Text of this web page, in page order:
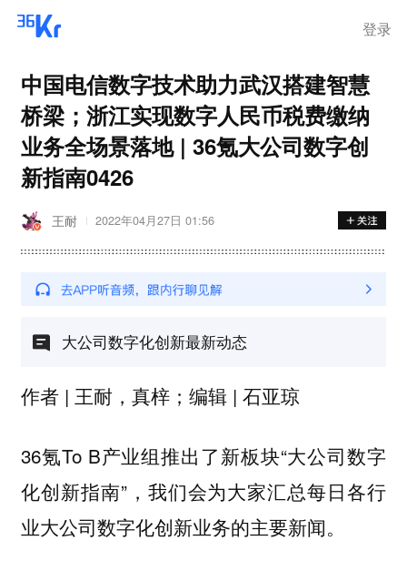
登录
中国电信数字技术助力武汉搭建智慧
桥梁；浙江实现数字人民币税费缴纳
业务全场景落地 | 36氪大公司数字创
新指南0426
王耐 2022年04月27日 01:56
大公司数字化创新最新动态
作者 | 王耐，真梓；编辑 | 石亚琼
36氪To B产业组推出了新板块“大公司数字
化创新指南”，我们会为大家汇总每日各行
业大公司数字化创新业务的主要新闻。